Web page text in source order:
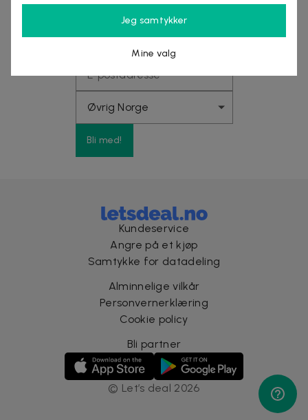
Få eksklusive rabatter, tjuvstart på store
kampanjer og opptil 10% rabatt på ditt neste kjøp
Bli med!
Kundeservice
Angre på et kjøp
Samtykke for datadeling
Alminnelige vilkår
Personvernerklæring
Cookie policy
Bli partner
© Let’s deal 2026
Jeg samtykker
Mine valg